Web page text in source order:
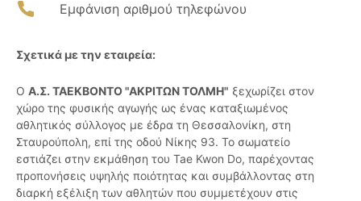
Εμφάνιση αριθμού τηλεφώνου
Σχετικά με την εταιρεία:
Ο Α.Σ. ΤΑΕΚΒΟΝΤΟ "ΑΚΡΙΤΩΝ ΤΟΛΜΗ" ξεχωρίζει στον
χώρο της φυσικής αγωγής ως ένας καταξιωμένος
αθλητικός σύλλογος με έδρα τη Θεσσαλονίκη, στη
Σταυρούπολη, επί της οδού Νίκης 93. Το σωματείο
εστιάζει στην εκμάθηση του Tae Kwon Do, παρέχοντας
προπονήσεις υψηλής ποιότητας και συμβάλλοντας στη
διαρκή εξέλιξη των αθλητών που συμμετέχουν στις